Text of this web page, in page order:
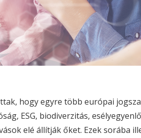
hogy egyre több európai
ESG, biodiverzitás,
elé állítják őket. Ezek sorába